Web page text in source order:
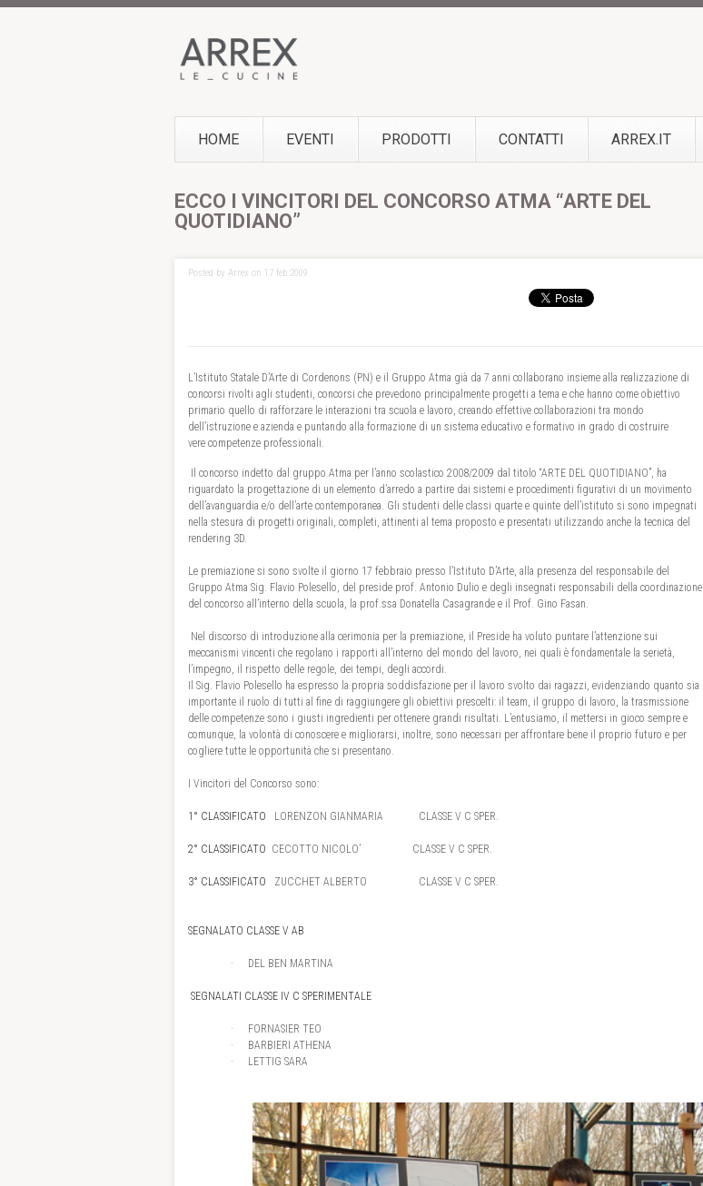
HOME EVENTI PRODOTTI CONTATTI ARREX.IT
ECCO I VINCITORI DEL CONCORSO ATMA “ARTE DEL
QUOTIDIANO”
Posted by Arrex on 17 feb 2009
L’Istituto Statale D’Arte di Cordenons (PN) e il Gruppo Atma già da 7 anni collaborano insieme alla realizzazione di
concorsi rivolti agli studenti, concorsi che prevedono principalmente progetti a tema e che hanno come obiettivo
primario quello di rafforzare le interazioni tra scuola e lavoro, creando effettive collaborazioni tra mondo
dell’istruzione e azienda e puntando alla formazione di un sistema educativo e formativo in grado di costruire
vere competenze professionali.
Il concorso indetto dal gruppo Atma per l’anno scolastico 2008/2009 dal titolo “ARTE DEL QUOTIDIANO”, ha
riguardato la progettazione di un elemento d’arredo a partire dai sistemi e procedimenti figurativi di un movimento
dell’avanguardia e/o dell’arte contemporanea. Gli studenti delle classi quarte e quinte dell’istituto si sono impegnati
nella stesura di progetti originali, completi, attinenti al tema proposto e presentati utilizzando anche la tecnica del
rendering 3D.
Le premiazione si sono svolte il giorno 17 febbraio presso l’Istituto D’Arte, alla presenza del responsabile del
Gruppo Atma Sig. Flavio Polesello, del preside prof. Antonio Dulio e degli insegnati responsabili della coordinazione
del concorso all’interno della scuola, la prof.ssa Donatella Casagrande e il Prof. Gino Fasan.
Nel discorso di introduzione alla cerimonia per la premiazione, il Preside ha voluto puntare l’attenzione sui
meccanismi vincenti che regolano i rapporti all’interno del mondo del lavoro, nei quali è fondamentale la serietà,
l’impegno, il rispetto delle regole, dei tempi, degli accordi.
Il Sig. Flavio Polesello ha espresso la propria soddisfazione per il lavoro svolto dai ragazzi, evidenziando quanto sia
importante il ruolo di tutti al fine di raggiungere gli obiettivi prescelti: il team, il gruppo di lavoro, la trasmissione
delle competenze sono i giusti ingredienti per ottenere grandi risultati. L’entusiamo, il mettersi in gioco sempre e
comunque, la volontà di conoscere e migliorarsi, inoltre, sono necessari per affrontare bene il proprio futuro e per
cogliere tutte le opportunità che si presentano.
I Vincitori del Concorso sono:
1° CLASSIFICATO LORENZON GIANMARIA CLASSE V C SPER.
2° CLASSIFICATO CECOTTO NICOLO’ CLASSE V C SPER.
3° CLASSIFICATO ZUCCHET ALBERTO CLASSE V C SPER.
SEGNALATO CLASSE V AB
· DEL BEN MARTINA
SEGNALATI CLASSE IV C SPERIMENTALE
·
FORNASIER TEO
·
BARBIERI ATHENA
·
LETTIG SARA